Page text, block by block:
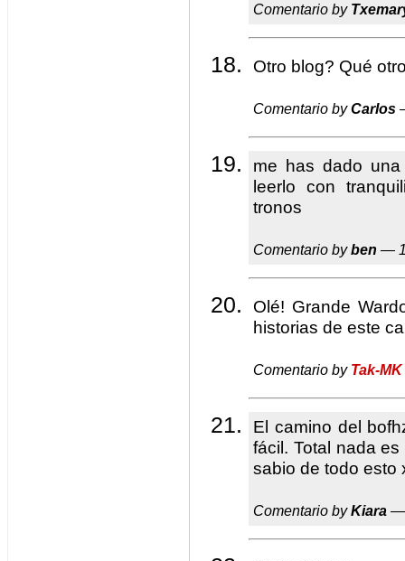
Comentario by
Otro blog? Qué
Comentario byCarlos
me has dado
leerlo con
tronos
Comentario byben —
Olé! Grande
historias de este
Comentario by Tak-MK
El camino del
fácil. Total nada
sabio de todo esto
Comentario byKiara —